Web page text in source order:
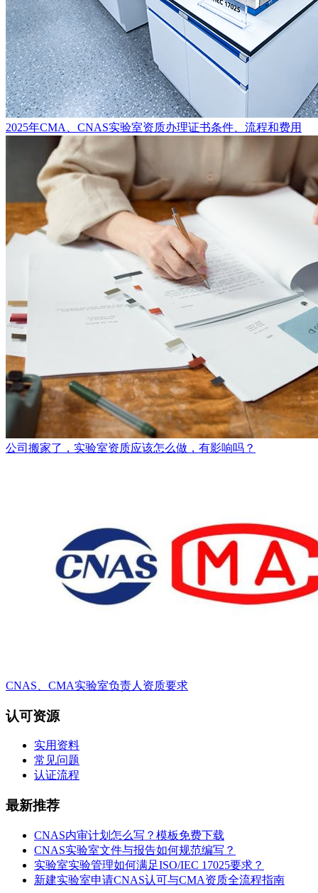
2025年CMA、CNAS实验室资质办理证书条件、流程和费用
公司搬家了，实验室资质应该怎么做，有影响吗？
CNAS、CMA实验室负责人资质要求
认可资源
实用资料
常见问题
认证流程
最新推荐
CNAS内审计划怎么写？模板免费下载
CNAS实验室文件与报告如何规范编写？
实验室实验管理如何满足ISO/IEC 17025要求？
新建实验室申请CNAS认可与CMA资质全流程指南